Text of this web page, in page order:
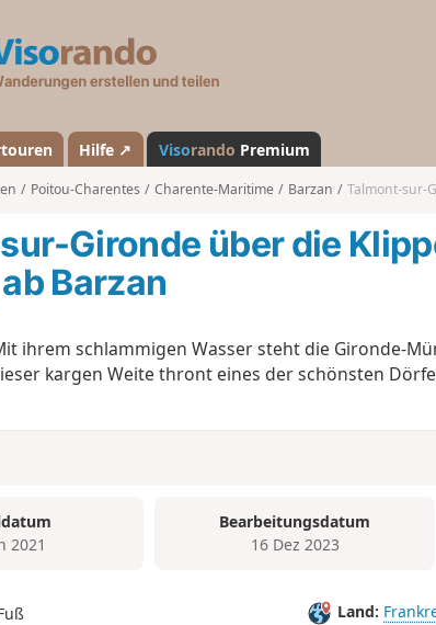
a
n
d
Hilfe ↗ Visorando Premium
Poitou-Charentes Charente-Maritime Barzan Talmont-sur-
Gironde über die
Barzan
ihrem schlammigen Wasser steht die Gironde-
kargen Weite thront eines der schönsten
2021
Bearbeitungsdatum
16 Dez 2023
Land: